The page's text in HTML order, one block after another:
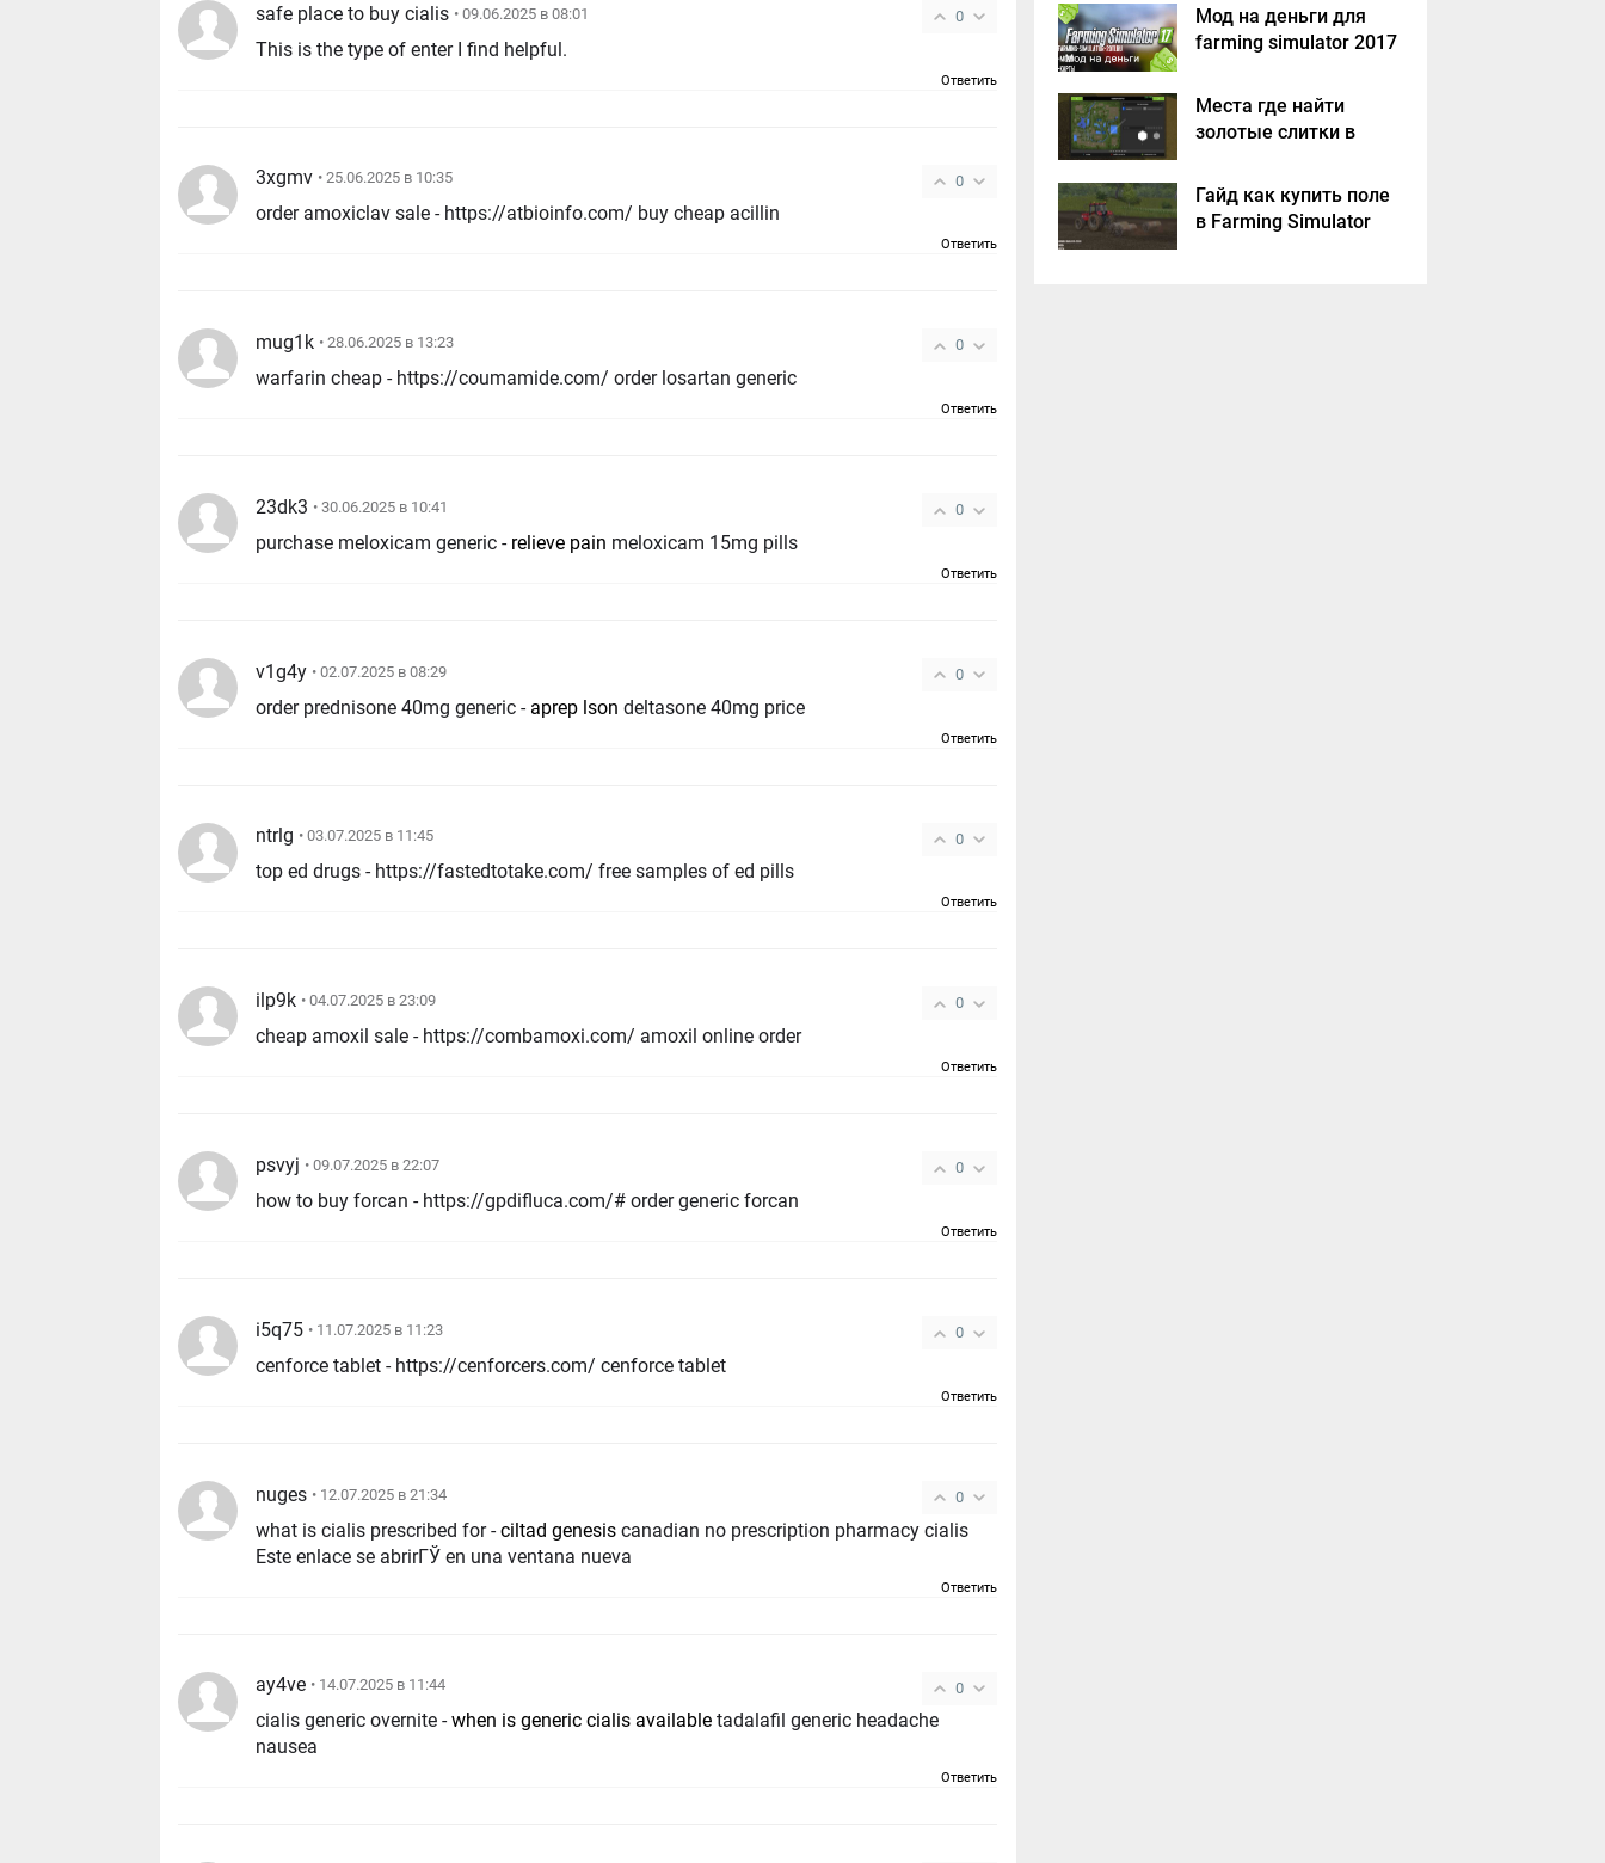
0
safe place to buy cialis • 09.06.2025 в 08:01
This is the type of enter I find helpful.
Ответить
0
3xgmv • 25.06.2025 в 10:35
order amoxiclav sale - https://atbioinfo.com/ buy cheap acillin
Ответить
0
mug1k • 28.06.2025 в 13:23
warfarin cheap - https://coumamide.com/ order losartan generic
Ответить
0
23dk3 • 30.06.2025 в 10:41
purchase meloxicam generic - relieve pain meloxicam 15mg pills
Ответить
0
v1g4y • 02.07.2025 в 08:29
order prednisone 40mg generic - aprep lson deltasone 40mg price
Ответить
0
ntrlg • 03.07.2025 в 11:45
top ed drugs - https://fastedtotake.com/ free samples of ed pills
Ответить
0
ilp9k • 04.07.2025 в 23:09
cheap amoxil sale - https://combamoxi.com/ amoxil online order
Ответить
0
psvyj • 09.07.2025 в 22:07
how to buy forcan - https://gpdifluca.com/# order generic forcan
Ответить
0
i5q75 • 11.07.2025 в 11:23
cenforce tablet - https://cenforcers.com/ cenforce tablet
Ответить
0
nuges • 12.07.2025 в 21:34
what is cialis prescribed for -ciltad genesis canadian no prescription pharmacy cialis
Este enlace se abrirГЎ en una ventana nueva
Ответить
0
ay4ve • 14.07.2025 в 11:44
cialis generic overnite -when is generic cialis available tadalafil generic headache
nausea
Ответить
Мод на деньги для
farming simulator 2017
Места где найти
золотые слитки в
2017?
Гайд как купить поле
в Farming Simulator